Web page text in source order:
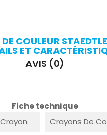
COULEUR
ET
AVIS (0)
Fiche technique
Crayons De